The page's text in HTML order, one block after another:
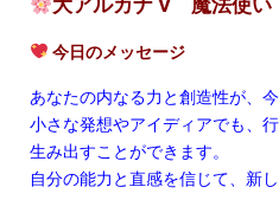
大アルカナ V 魔法使い
今日のメッセージ
あなたの内なる力と創造性が、
小さな発想やアイディアでも、
生み出すことができます。
自分の能力と直感を信じて、新